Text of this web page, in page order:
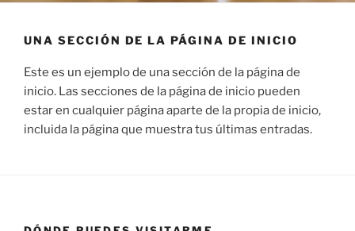
UNA SECCIÓN DE LA PÁGINA DE INICIO
Este es un ejemplo de una sección de la página de
inicio. Las secciones de la página de inicio pueden
estar en cualquier página aparte de la propia de inicio,
incluida la página que muestra tus últimas entradas.